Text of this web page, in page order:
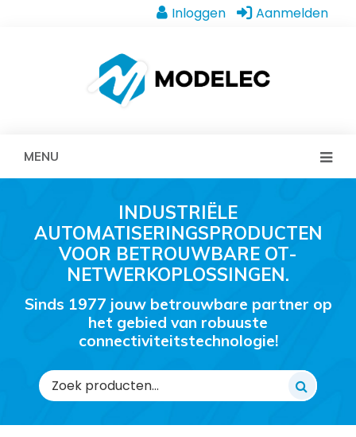
Inloggen Aanmelden
MENU
INDUSTRIËLE
AUTOMATISERINGSPRODUCTEN
VOOR BETROUWBARE OT-
NETWERKOPLOSSINGEN.
Sinds 1977 jouw betrouwbare partner op
het gebied van robuuste
connectiviteitstechnologie!
Zoeken
naar: